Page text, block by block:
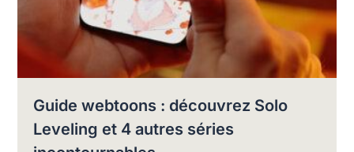
Guide webtoons : découvrez Solo
Leveling et 4 autres séries